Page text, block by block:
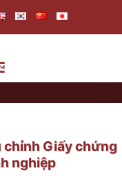
chỉnh Giấy chứng
nghiệp